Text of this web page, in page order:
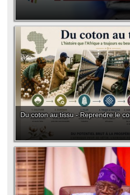
Du coton au tissu - Reprendre le